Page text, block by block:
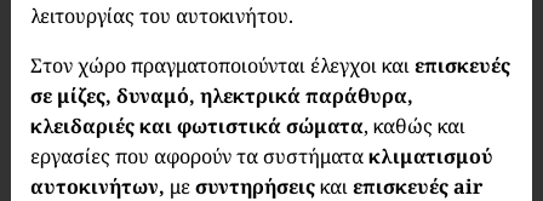
λειτουργίας του αυτοκινήτου.
Στον χώρο πραγματοποιούνται έλεγχοι καιεπισκευές
σε μίζες, δυναμό, ηλεκτρικά παράθυρα,
κλειδαριές και φωτιστικά σώματα, καθώς και
εργασίες που αφορούν τα συστήματακλιματισμού
αυτοκινήτων, μεσυντηρήσειςκαιεπισκευές air